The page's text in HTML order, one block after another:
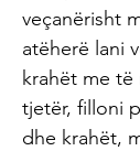
veçanërisht
atëherë lani
krahët me
tjetër, filloni
dhe krahët,